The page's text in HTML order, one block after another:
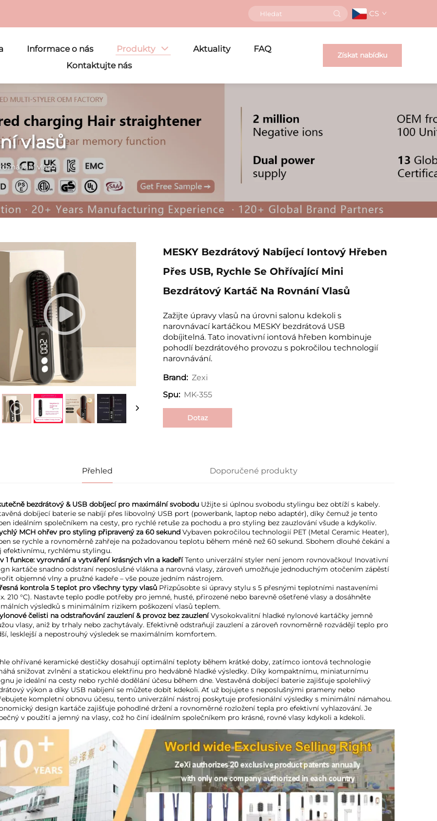
CS
Informace o nás Produkty Aktuality
FAQ
Kontaktujte nás
Získat nabídku
vlasů
vlasů
MESKY Bezdrátový Nabíjecí Iontový Hřeben
Přes USB, Rychle Se Ohřívající Mini
Bezdrátový Kartáč Na Rovnání Vlasů
Zažijte úpravy vlasů na úrovni salonu kdekoli s
narovnávací kartáčkou MESKY bezdrátová USB
dobíjitelná. Tato inovativní iontová hřeben kombinuje
pohodlí bezdrátového provozu s pokročilou technologií
narovnávání.
Brand: Zexi
Spu: MK-355
Dotaz
Přehled Doporučené produkty
bezdrátový & USB dobíjecí pro maximální svobodu Užijte si úplnou svobodu stylingu bez obtíží s kabely.
dobíjecí baterie se nabíjí přes libovolný USB port (powerbank, laptop nebo adaptér), díky čemuž je tento
ideálním společníkem na cesty, pro rychlé retuše za pochodu a pro styling bez zauzlování všude a kdykoliv.
MCH ohřev pro styling připravený za 60 sekund Vybaven pokročilou technologií PET (Metal Ceramic Heater),
se rychle a rovnoměrně zahřeje na požadovanou teplotu během méně než 60 sekund. Sbohem dlouhé čekání a
efektivnímu, rychlému stylingu.
1 funkce: vyrovnání a vytváření krásných vln a kadeří Tento univerzální styler není jenom rovnovačkou! Inovativní
kartáče snadno odstraní neposlušné vlákna a narovná vlasy, zároveň umožňuje jednoduchým otočením zápěstí
objemné vlny a pružné kadeře – vše pouze jedním nástrojem.
kontrola 5 teplot pro všechny typy vlasů Přizpůsobte si úpravy stylu s 5 přesnými teplotními nastaveními
210 °C). Nastavte teplo podle potřeby pro jemné, husté, přirozené nebo barevně ošetřené vlasy a dosáhněte
výsledků s minimálním rizikem poškození vlasů teplem.
čelisti na odstraňování zauzlení & provoz bez zauzlení Vysokokvalitní hladké nylonové kartáčky jemně
vlasy, aniž by trhaly nebo zachytávaly. Efektivně odstraňují zauzlení a zároveň rovnoměrně rozvádějí teplo pro
lesklejší a nepostrouhý výsledek se maximálním komfortem.
ohřívané keramické destičky dosahují optimální teploty během krátké doby, zatímco iontová technologie
snižovat zvlnění a statickou elektřinu pro hedvábně hladké výsledky. Díky kompaktnímu, miniaturnímu
je ideální na cesty nebo rychlé dodělání účesu během dne. Vestavěná dobíjecí baterie zajišťuje spolehlivý
výkon a díky USB nabíjení se můžete dobít kdekoli. Ať už bojujete s neposlušnými prameny nebo
kompletní obnovu účesu, tento univerzální nástroj poskytuje profesionální výsledky s minimální námahou.
design kartáče zajišťuje pohodlné držení a rovnoměrné rozložení tepla pro efektivní vyhlazování. Je
v použití a jemný na vlasy, což ho činí ideálním společníkem pro krásné, rovné vlasy kdykoli a kdekoli.